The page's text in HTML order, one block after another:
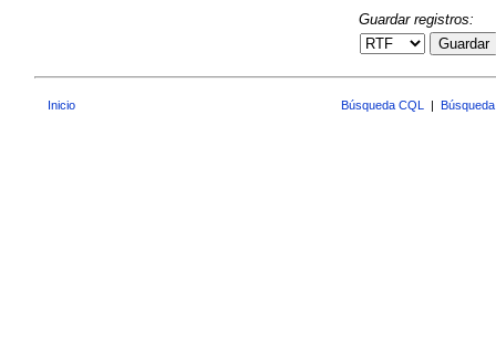
Guardar registros:
Guardar
Inicio Búsqueda CQL